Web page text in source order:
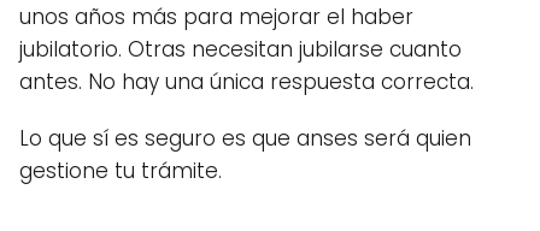
unos años más para mejorar el haber
jubilatorio. Otras necesitan jubilarse cuanto
antes. No hay una única respuesta correcta.
Lo que sí es seguro es que anses será quien
gestione tu trámite.